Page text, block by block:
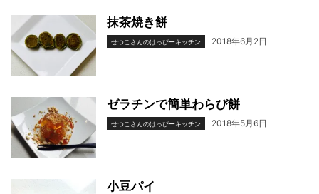
抹茶焼き餅
せつこさんのはっぴーキッチン 2018年6月2日
ゼラチンで簡単わらび餅
せつこさんのはっぴーキッチン 2018年5月6日
小豆パイ